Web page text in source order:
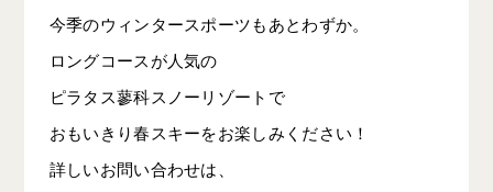
今季のウィンタースポーツもあとわずか。
ロングコースが人気の
ピラタス蓼科スノーリゾートで
おもいきり春スキーをお楽しみください！
詳しいお問い合わせは、